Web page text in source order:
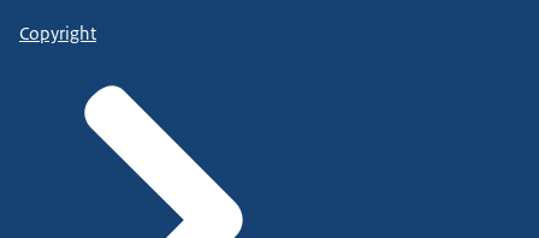
Copyright